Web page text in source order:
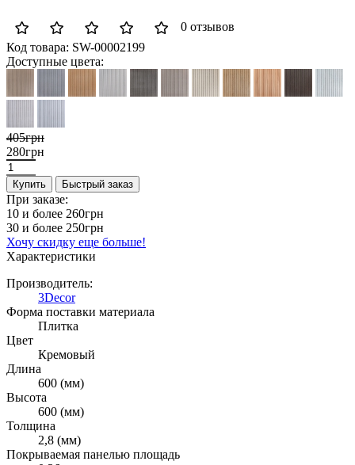
0 отзывов
Код товара: SW-00002199
Доступные цвета:
405грн
280грн
Купить Быстрый заказ
При заказе:
10 и более 260грн
30 и более 250грн
Хочу скидку еще больше!
Характеристики
Производитель:
3Decor
Форма поставки материала
Плитка
Цвет
Кремовый
Длина
600 (мм)
Высота
600 (мм)
Толщина
2,8 (мм)
Покрываемая панелью площадь